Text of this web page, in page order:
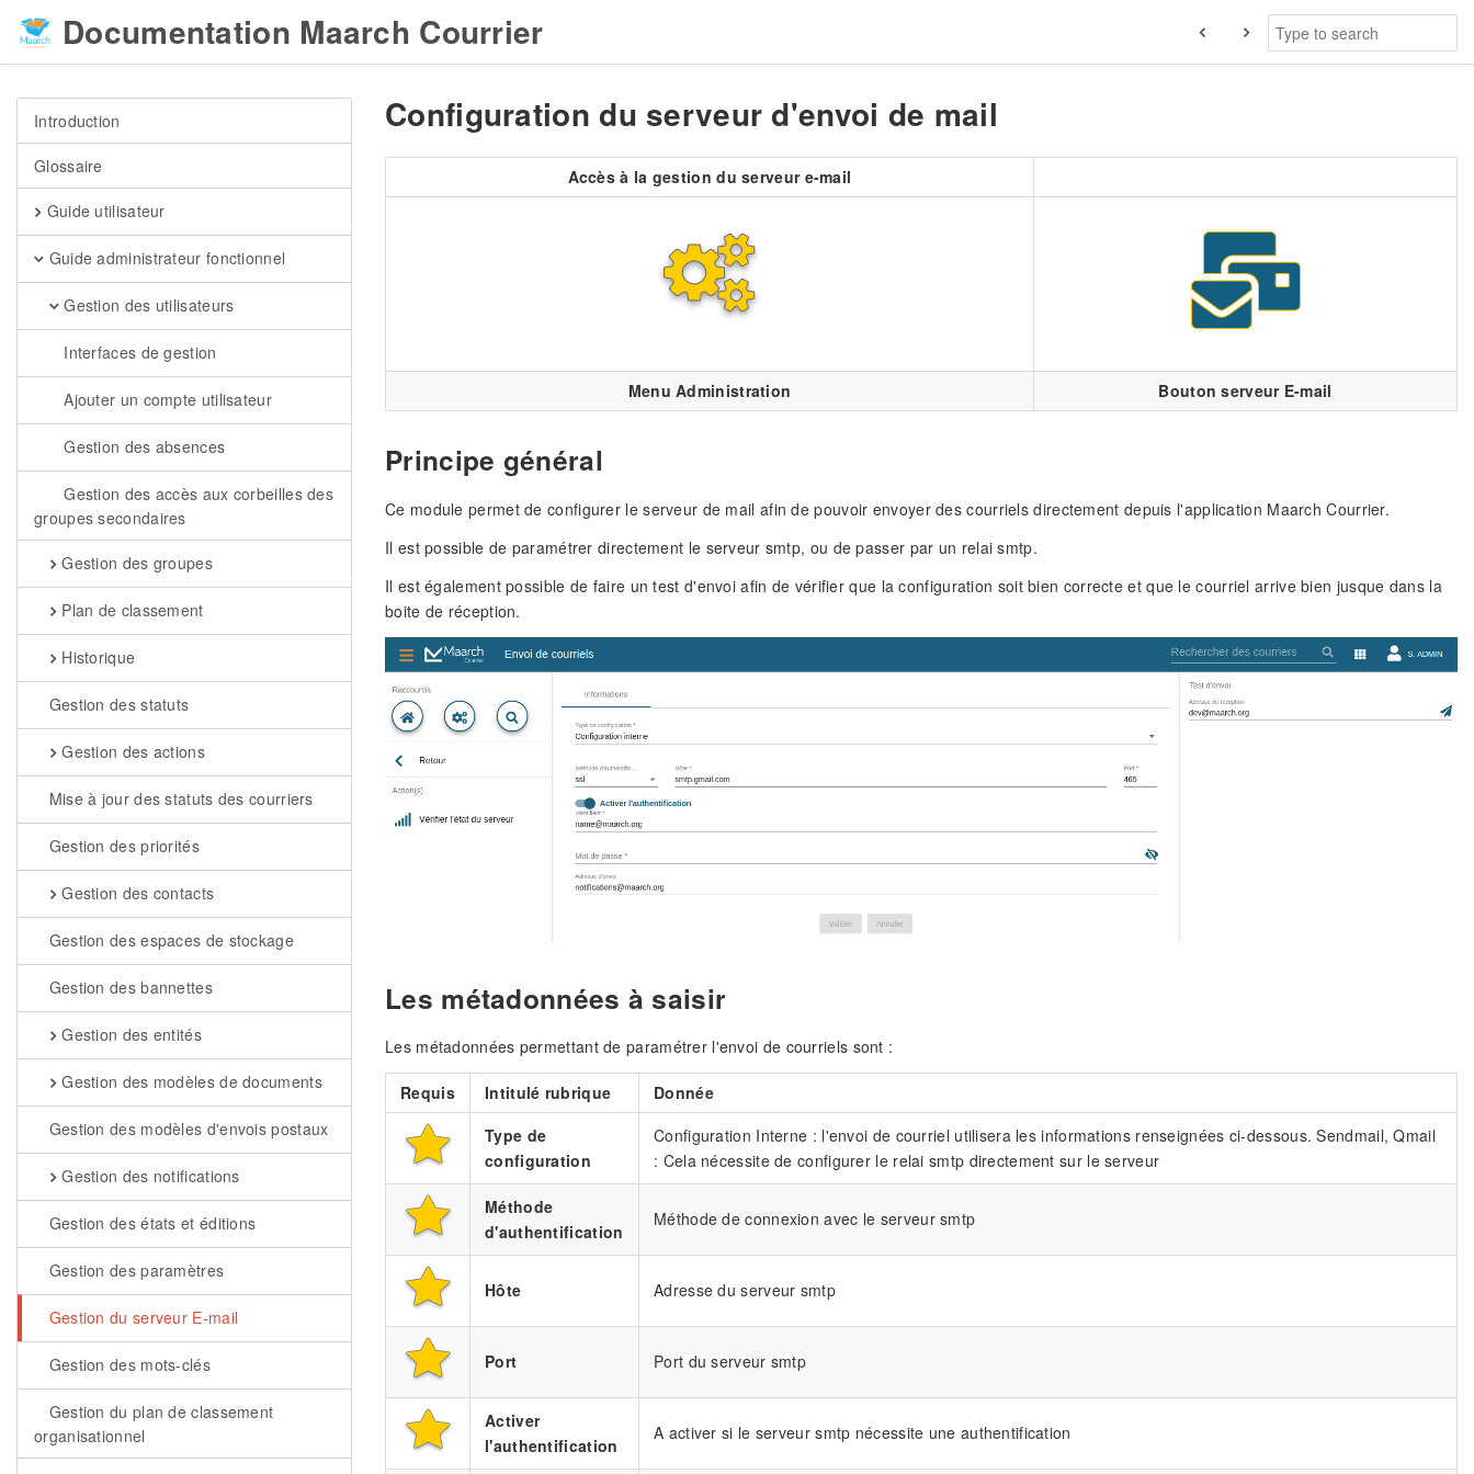
Documentation Maarch Courrier
Introduction
Glossaire
Guide utilisateur
Guide administrateur fonctionnel
Gestion des utilisateurs
Interfaces de gestion
Ajouter un compte utilisateur
Gestion des absences
Gestion des accès aux corbeilles des
groupes secondaires
Gestion des groupes
Plan de classement
Historique
Gestion des statuts
Gestion des actions
Mise à jour des statuts des courriers
Gestion des priorités
Gestion des contacts
Gestion des espaces de stockage
Gestion des bannettes
Gestion des entités
Gestion des modèles de documents
Gestion des modèles d'envois postaux
Gestion des notifications
Gestion des états et éditions
Gestion des paramètres
Gestion du serveur E-mail
Gestion des mots-clés
Gestion du plan de classement
organisationnel
Configuration du serveur d'envoi de mail
Accès à la gestion du serveur e-mail
Menu Administration Bouton serveur E-mail
Principe général
Ce module permet de configurer le serveur de mail afin de pouvoir envoyer des courriels directement depuis l'application Maarch Courrier.
Il est possible de paramétrer directement le serveur smtp, ou de passer par un relai smtp.
Il est également possible de faire un test d'envoi afin de vérifier que la configuration soit bien correcte et que le courriel arrive bien jusque dans la
boite de réception.
Les métadonnées à saisir
Les métadonnées permettant de paramétrer l'envoi de courriels sont :
Requis Intitulé rubrique
Donnée
Type de
configuration
Configuration Interne : l'envoi de courriel utilisera les informations renseignées ci-dessous. Sendmail, Qmail
: Cela nécessite de configurer le relai smtp directement sur le serveur
Méthode
d'authentification
Méthode de connexion avec le serveur smtp
Hôte Adresse du serveur smtp
Port Port du serveur smtp
Activer
l'authentification
A activer si le serveur smtp nécessite une authentification